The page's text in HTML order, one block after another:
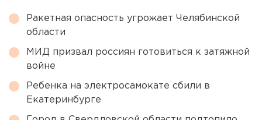
Ракетная опасность угрожает Челябинской
области
МИД призвал россиян готовиться к затяжной
войне
Ребенка на электросамокате сбили в
Екатеринбурге